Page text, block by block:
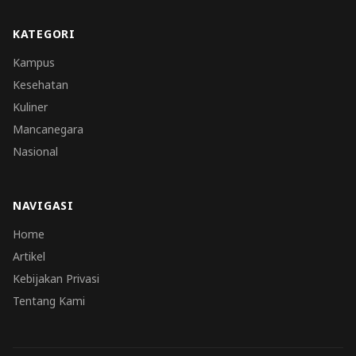
KATEGORI
Kampus
Kesehatan
Kuliner
Mancanegara
Nasional
NAVIGASI
Home
Artikel
Kebijakan Privasi
Tentang Kami